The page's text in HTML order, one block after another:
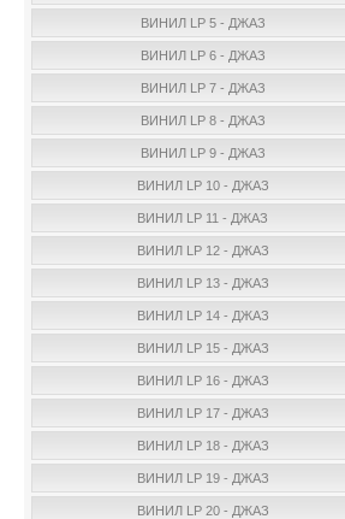
ВИНИЛ LP 5 - ДЖАЗ
ВИНИЛ LP 6 - ДЖАЗ
ВИНИЛ LP 7 - ДЖАЗ
ВИНИЛ LP 8 - ДЖАЗ
ВИНИЛ LP 9 - ДЖАЗ
ВИНИЛ LP 10 - ДЖАЗ
ВИНИЛ LP 11 - ДЖАЗ
ВИНИЛ LP 12 - ДЖАЗ
ВИНИЛ LP 13 - ДЖАЗ
ВИНИЛ LP 14 - ДЖАЗ
ВИНИЛ LP 15 - ДЖАЗ
ВИНИЛ LP 16 - ДЖАЗ
ВИНИЛ LP 17 - ДЖАЗ
ВИНИЛ LP 18 - ДЖАЗ
ВИНИЛ LP 19 - ДЖАЗ
ВИНИЛ LP 20 - ДЖАЗ